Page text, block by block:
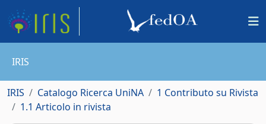
IRIS
IRIS Catalogo Ricerca UniNA
1 Contributo su Rivista
1.1 Articolo in rivista